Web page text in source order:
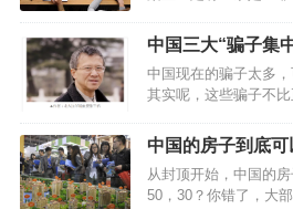
贯家财。没有任何道
就是道路。朋友就像
时候，绝不会远离你
语，而是关键时刻拉…
「靠谱」。 靠谱的人
区别？怎样才能成为
章，值得你认真阅读
馈 闭环思维强调的是
管做得如何，都要最
中国三大“骗子集
中国现在的骗子太多，
其实呢，这些骗子不
也可能沦落为傻子。
三种地方，那八成您
道。——张千帆 01第一
个好东西，在中国，
中国的房子到底
从封顶开始，中国的
50，30？你错了，大